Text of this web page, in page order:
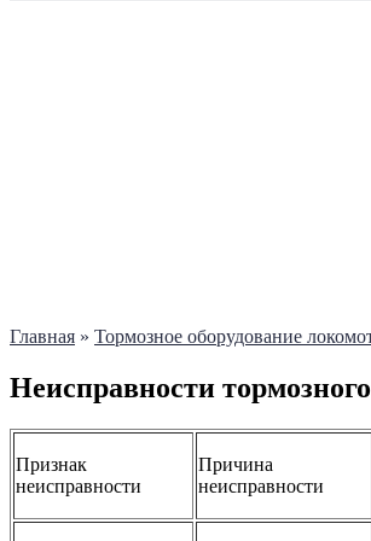
Главная » Тормозное оборудование
Неисправности
Признак
неисправности
Причина
неисправности